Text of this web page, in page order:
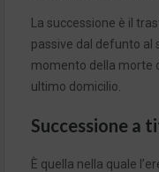
La successione è il
passive dal defunto al
momento della morte
ultimo domicilio.
Successione a
È quella nella quale